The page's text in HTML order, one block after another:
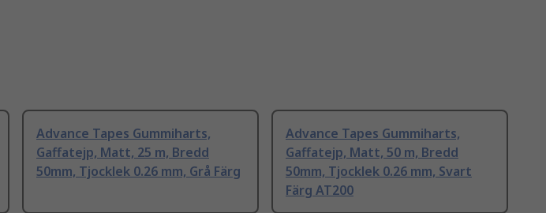
Advance Tapes Gummiharts,
Gaffatejp, Matt, 25 m, Bredd
50mm, Tjocklek 0.26 mm, Grå Färg
Advance Tapes Gummiharts,
Gaffatejp, Matt, 50 m, Bredd
50mm, Tjocklek 0.26 mm, Svart
Färg AT200